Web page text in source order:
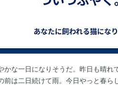
かな一日になりそうだ。昨日も晴れ
前は二日続けて雨。今日やっと春ら